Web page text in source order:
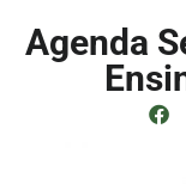
Agenda